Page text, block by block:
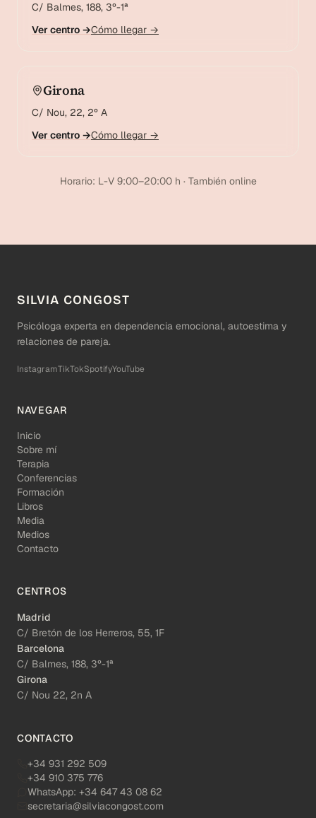
C/ Balmes, 188, 3º-1ª
Ver centro →Cómo llegar →
Girona
C/ Nou, 22, 2º A
Ver centro →Cómo llegar →
Horario: L-V 9:00–20:00 h · También online
SILVIA CONGOST
Psicóloga experta en dependencia emocional, autoestima y
relaciones de pareja.
InstagramTikTokSpotifyYouTube
NAVEGAR
Inicio
Sobre mí
Terapia
Conferencias
Formación
Libros
Media
Medios
Contacto
CENTROS
Madrid
C/ Bretón de los Herreros, 55, 1F
Barcelona
C/ Balmes, 188, 3º-1ª
Girona
C/ Nou 22, 2n A
CONTACTO
+34 931 292 509
+34 910 375 776
WhatsApp: +34 647 43 08 62
secretaria@silviacongost.com